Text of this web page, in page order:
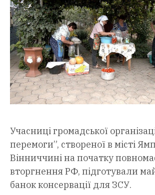
Учасниці громадської
перемоги”, створеної в місті
Вінниччині на початку
вторгнення РФ, підготували
банок консервації для ЗСУ.